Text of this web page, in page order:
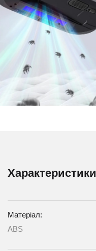
Характеристики
Матеріал:
ABS